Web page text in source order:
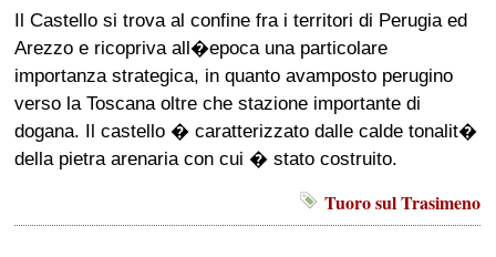
Il Castello si trova al confine fra i territori di Perugia ed
Arezzo e ricopriva all�epoca una particolare
importanza strategica, in quanto avamposto perugino
verso la Toscana oltre che stazione importante di
dogana. Il castello � caratterizzato dalle calde tonalit�
della pietra arenaria con cui � stato costruito.
Tuoro sul Trasimeno